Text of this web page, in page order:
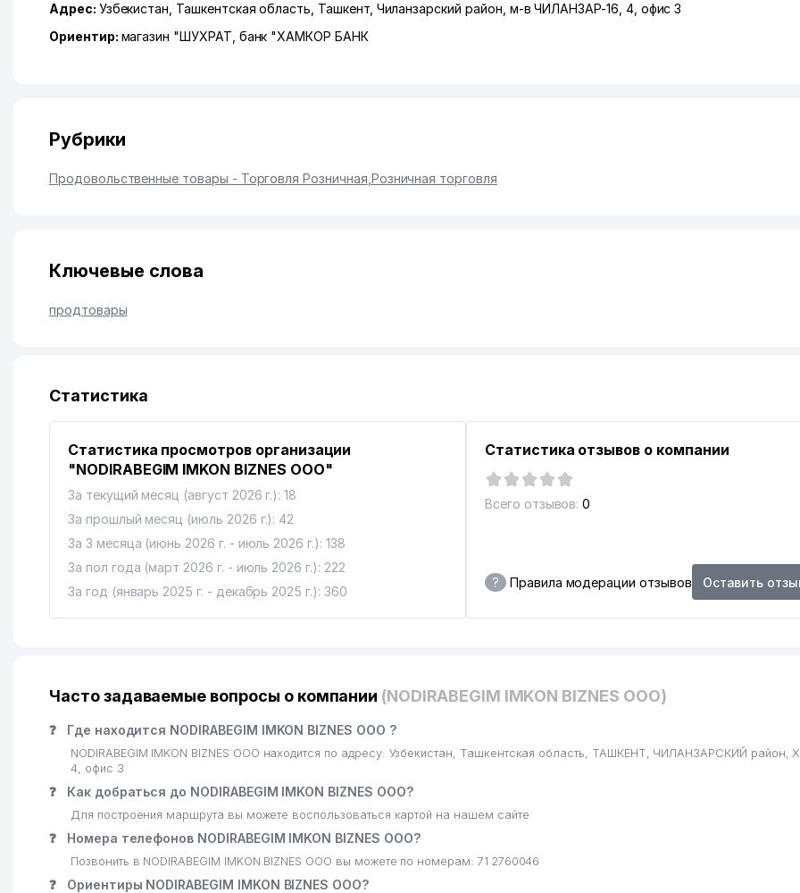
Адрес: Узбекистан, Ташкентская область Ташкент, Чиланзарский район м-в ЧИЛАНЗАР-16 , 4, офис 3
Ориентир: магазин "ШУХРАТ, банк "ХАМКОР БАНК
Рубрики
Продовольственные товары - Торговля Розничная Розничная торговля
Ключевые слова
продтовары
Статистика
Статистика просмотров организации
"NODIRABEGIM IMKON BIZNES ООО"
За текущий месяц (август 2026 г.): 18
За прошлый месяц (июль 2026 г.): 42
За 3 месяца (июнь 2026 г. - июль 2026 г.): 138
За пол года (март 2026 г. - июль 2026 г.): 222
За год (январь 2025 г. - декабрь 2025 г.): 360
Статистика отзывов о компании
Всего отзывов: 0
? Правила модерации отзывов Оставить
Часто задаваемые вопросы о компании (NODIRABEGIM IMKON BIZNES ООО)
❓ Где находится NODIRABEGIM IMKON BIZNES ООО ?
NODIRABEGIM IMKON BIZNES ООО находится по адресу: Узбекистан, Ташкентская область, ТАШКЕНТ, ЧИЛАНЗАРСКИЙ
4, офис 3
❓ Как добраться до NODIRABEGIM IMKON BIZNES ООО?
Для построения маршрута вы можете воспользоваться картой на нашем сайте
❓ Номера телефонов NODIRABEGIM IMKON BIZNES ООО?
Позвонить в NODIRABEGIM IMKON BIZNES ООО вы можете по номерам: 71 2760046
❓ Ориентиры NODIRABEGIM IMKON BIZNES ООО?